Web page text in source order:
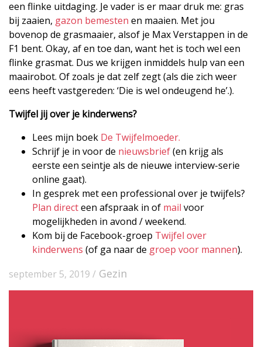
een flinke uitdaging. Je vader is er maar druk me: gras
bij zaaien, gazon bemesten en maaien. Met jou
bovenop de grasmaaier, alsof je Max Verstappen in de
F1 bent. Okay, af en toe dan, want het is toch wel een
flinke grasmat. Dus we krijgen inmiddels hulp van een
maairobot. Of zoals je dat zelf zegt (als die zich weer
eens heeft vastgereden: ‘Die is wel ondeugend he’.).
Twijfel jij over je kinderwens?
Lees mijn boek De Twijfelmoeder.
Schrijf je in voor de nieuwsbrief(en krijg als
eerste een seintje als de nieuwe interview-serie
online gaat).
In gesprek met een professional over je twijfels?
Plan directeen afspraak in of mail voor
mogelijkheden in avond / weekend.
Kom bij de Facebook-groep Twijfel over
kinderwens (of ga naar de groep voor mannen).
september 5, 2019 / Gezin